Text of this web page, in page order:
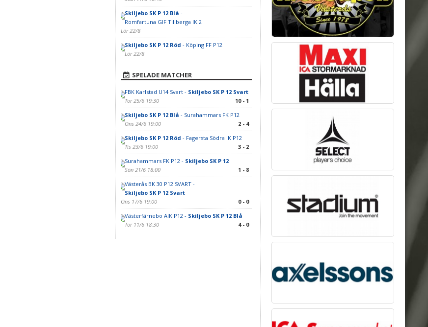
Skiljebo SK P 12 Blå -
Romfartuna GIF Tillberga IK 2
Lör 22/8
Skiljebo SK P 12 Röd - Köping FF P12
Lör 22/8
SPELADE MATCHER
FBK Karlstad U14 Svart - Skiljebo SK P 12 Svart
Tor 25/6 19:30
10 - 1
Skiljebo SK P 12 Blå - Surahammars FK P12
Ons 24/6 19:00
2 - 4
Skiljebo SK P 12 Röd - Fagersta Södra IK P12
Tis 23/6 19:00
3 - 2
Surahammars FK P12 - Skiljebo SK P 12
Sön 21/6 18:00
1 - 8
Västerås BK 30 P12 SVART -
Skiljebo SK P 12 Svart
Ons 17/6 19:00
0 - 0
Västerfärnebo AIK P12 - Skiljebo SK P 12 Blå
Tor 11/6 18:30
4 - 0